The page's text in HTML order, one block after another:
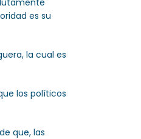
es su
la cual es
los políticos
que, las